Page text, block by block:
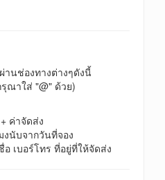
านช่องทางต่างๆดังนี้
ณาใส่ "@" ด้วย)
ค่าจัดส่ง
งนับจากวันที่จอง
เบอร์โทร ที่อยู่ที่ให้จัดส่ง